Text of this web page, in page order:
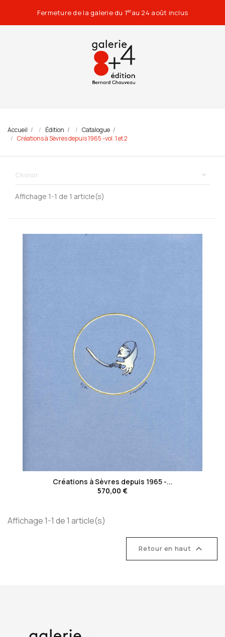
Fermeture de la galerie du 1erau 24 août inclus
Accueil Édition
Catalogue
Créations à Sèvres depuis 1965 -vol. 1 et 2
Choisir 
Affichage 1-1 de 1 article(s)
Créations à Sèvres depuis 1965 -...
570,00 €
Affichage 1-1 de 1 article(s)
Retour en haut 